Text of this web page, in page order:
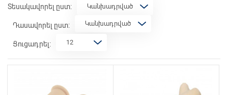
Տեսակավորել ըստ:
Դասավորել ըստ:
Ցուցադրել: